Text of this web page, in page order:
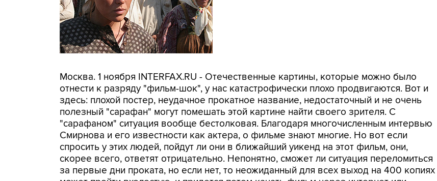
Москва. 1 ноября INTERFAX.RU - Отечественные картины, которые можно было
отнести к разряду "фильм-шок", у нас катастрофически плохо продвигаются. Вот и
здесь: плохой постер, неудачное прокатное название, недостаточный и не очень
полезный "сарафан" могут помешать этой картине найти своего зрителя. С
"сарафаном" ситуация вообще бестолковая. Благодаря многочисленным интервью
Смирнова и его известности как актера, о фильме знают многие. Но вот если
спросить у этих людей, пойдут ли они в ближайший уикенд на этот фильм, они,
скорее всего, ответят отрицательно. Непонятно, сможет ли ситуация переломиться
за первые дни проката, но если нет, то неожиданный для всех выход на 400 копиях